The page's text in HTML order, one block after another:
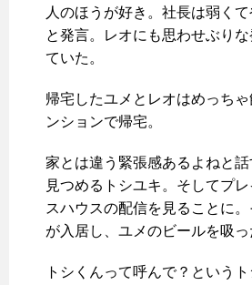
人のほうが好き。社長は弱く
と発言。レオにも思わせぶり
ていた。
帰宅したユメとレオはめっち
ンションで帰宅。
家とは違う緊張感あるよねと
見つめるトシユキ。そしてプ
スハウスの配信を見ることに
が入居し、ユメのビールを吸っ
トシくんって呼んで？という